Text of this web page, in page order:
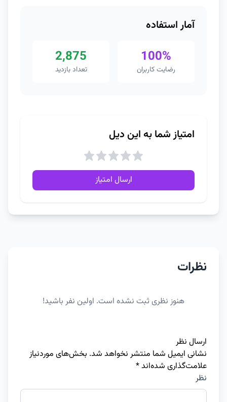
آمار استفاده
100%
رضایت کاربران
2,875
تعداد بازدید
امتیاز شما به این دیل
ارسال امتیاز
نظرات
هنوز نظری ثبت نشده است. اولین نفر باشید!
ارسال نظر
نشانی ایمیل شما منتشر نخواهد شد. بخش‌های موردنیاز
علامت‌گذاری شده‌اند*
نظر